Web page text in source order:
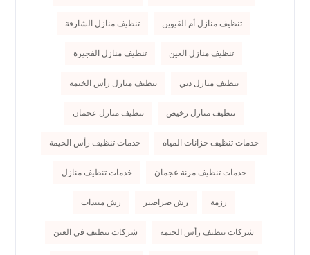
تنظيف منازل أم القيوين تنظيف منازل الشارقة
تنظيف منازل العين تنظيف منازل الفجيرة
تنظيف منازل دبي تنظيف منازل رأس الخيمة
تنظيف منازل رخيص تنظيف منازل عجمان
خدمات تنظيف خزانات المياه خدمات تنظيف رأس الخيمة
خدمات تنظيف مرنة عجمان خدمات تنظيف منازل
رزمة رش صراصير رش مبيدات
شركات تنظيف رأس الخيمة شركات تنظيف في العين